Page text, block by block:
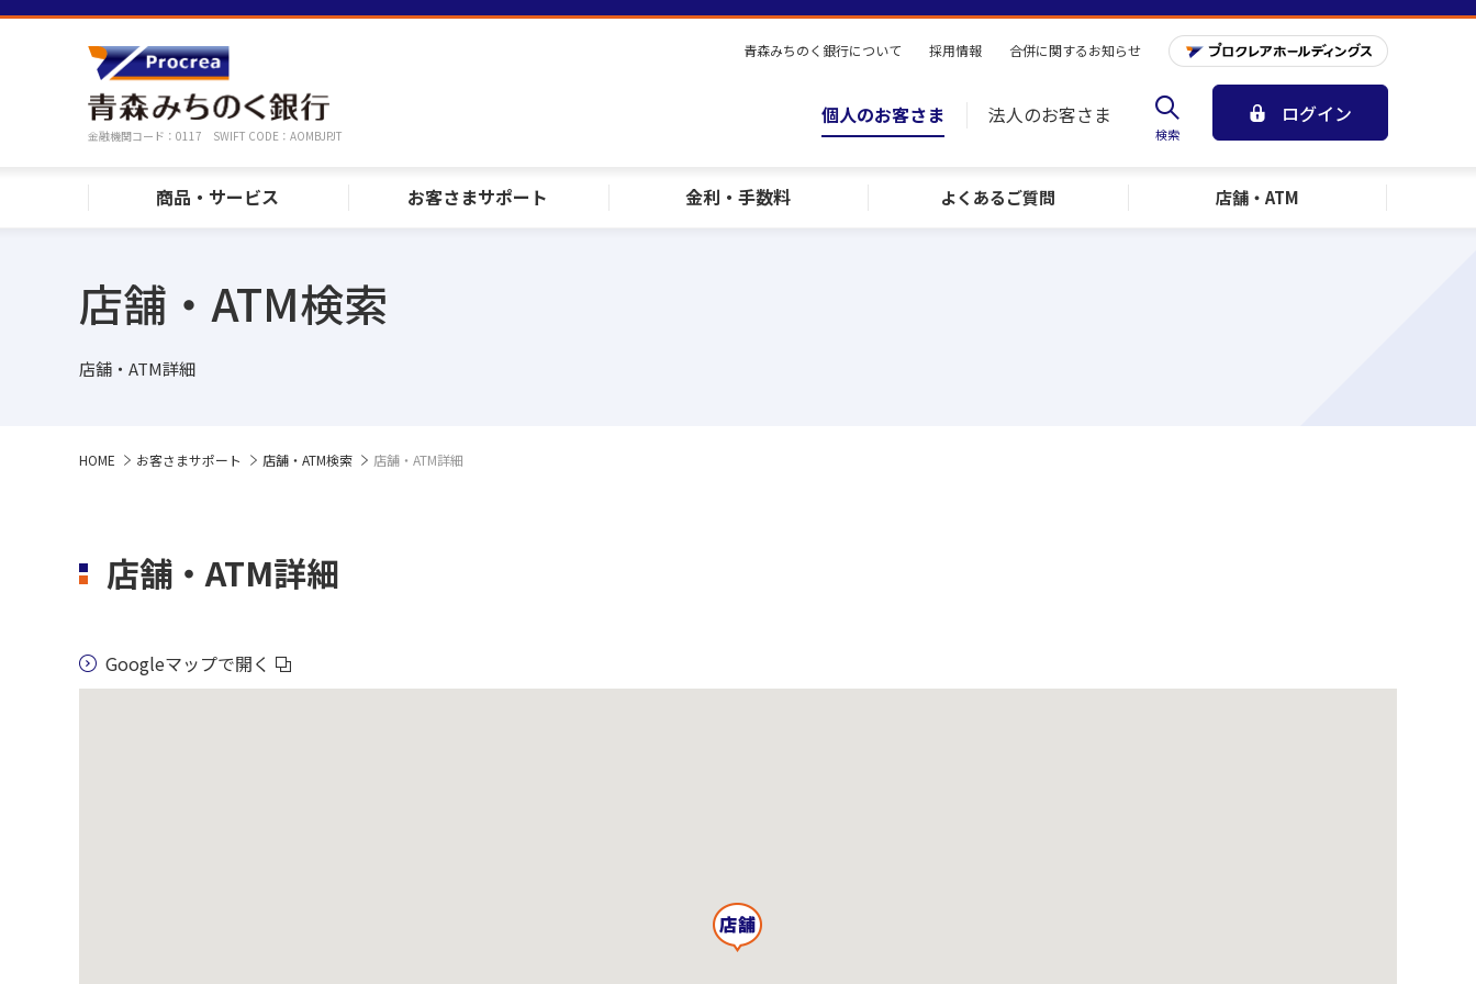
金融機関コード：0117 SWIFT CODE：AOMBJPJT
商品・サービス お客さまサポート 金利・手数料 よくあるご質問 店舗・ATM
青森みちのく銀行について 採用情報 合併に関するお知らせ
個人のお客さま 法人のお客さま
検索
ログイン
店舗・ATM検索
店舗・ATM詳細
HOME お客さまサポート 店舗・ATM検索 店舗・ATM詳細
店舗・ATM詳細
Googleマップで開く